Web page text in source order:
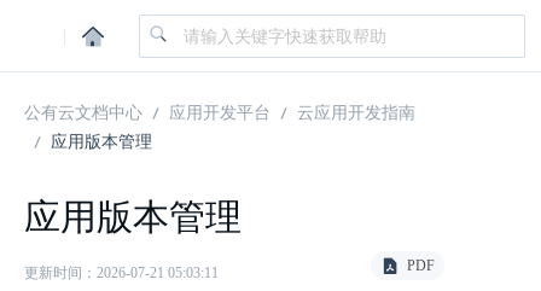
|
公有云文档中心 应用开发平台
云应用开发指南
应用版本管理
应用版本管理
更新时间：2026-07-21 05:03:11 PDF